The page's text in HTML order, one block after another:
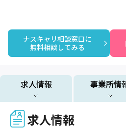
ナスキャリ相談窓口に
無料相談してみる
求人情報 事業所情
求人情報